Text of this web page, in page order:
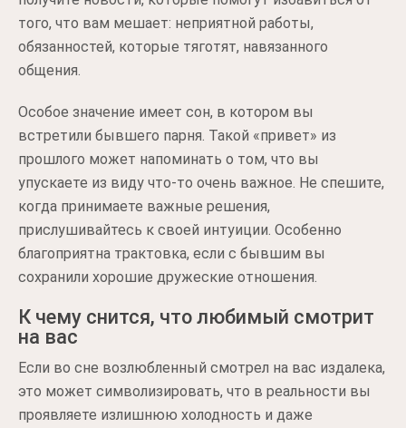
того, что вам мешает: неприятной работы,
обязанностей, которые тяготят, навязанного
общения.
Особое значение имеет сон, в котором вы
встретили бывшего парня. Такой «привет» из
прошлого может напоминать о том, что вы
упускаете из виду что-то очень важное. Не спешите,
когда принимаете важные решения,
прислушивайтесь к своей интуиции. Особенно
благоприятна трактовка, если с бывшим вы
сохранили хорошие дружеские отношения.
К чему снится, что любимый смотрит
на вас
Если во сне возлюбленный смотрел на вас издалека,
это может символизировать, что в реальности вы
проявляете излишнюю холодность и даже